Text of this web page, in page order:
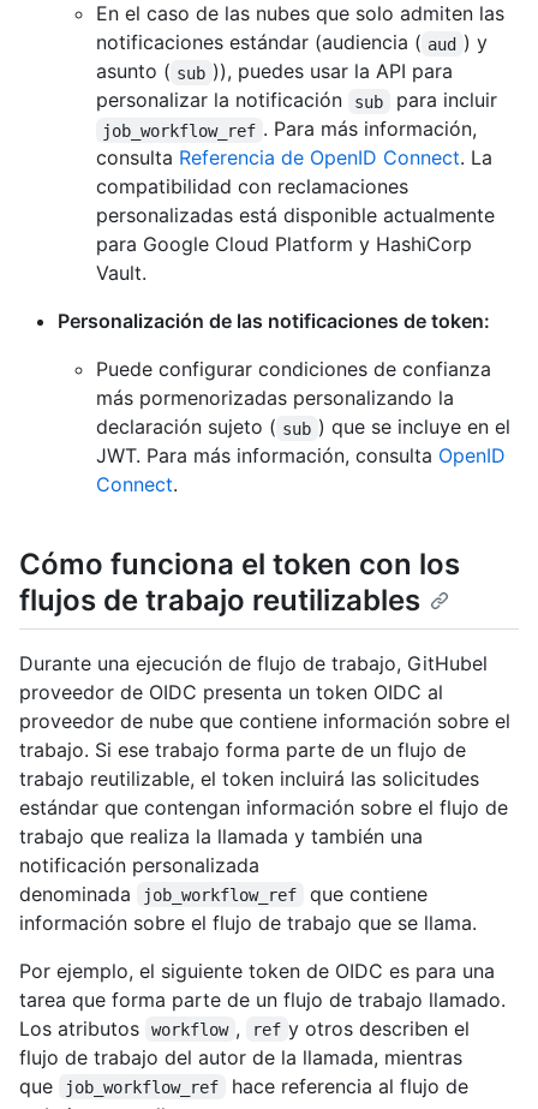
En el caso de las nubes que solo admiten las
notificaciones estándar (audiencia ( aud ) y
asunto ( sub )), puedes usar la API para
personalizar la notificación
sub para incluir
job_workflow_ref . Para más información,
consulta Referencia de OpenID Connect. La
compatibilidad con reclamaciones
personalizadas está disponible actualmente
para Google Cloud Platform y HashiCorp
Vault.
Personalización de las notificaciones de token:
Puede configurar condiciones de confianza
más pormenorizadas personalizando la
declaración sujeto ( sub ) que se incluye en el
JWT. Para más información, consulta OpenID
Connect.
Cómo funciona el token con los
flujos de trabajo reutilizables
Durante una ejecución de flujo de trabajo, GitHubel
proveedor de OIDC presenta un token OIDC al
proveedor de nube que contiene información sobre el
trabajo. Si ese trabajo forma parte de un flujo de
trabajo reutilizable, el token incluirá las solicitudes
estándar que contengan información sobre el flujo de
trabajo que realiza la llamada y también una
notificación personalizada
denominada
job_workflow_ref
que contiene
información sobre el flujo de trabajo que se llama.
Por ejemplo, el siguiente token de OIDC es para una
tarea que forma parte de un flujo de trabajo llamado.
Los atributos
workflow , ref y otros describen el
flujo de trabajo del autor de la llamada, mientras
que
job_workflow_ref
hace referencia al flujo de